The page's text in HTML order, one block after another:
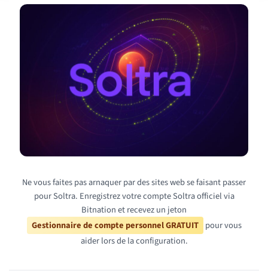
Ne vous faites pas arnaquer par des sites web se faisant passer
pour Soltra. Enregistrez votre compte Soltra officiel via
Bitnation et recevez un jeton
Gestionnaire de compte personnel GRATUIT pour vous
aider lors de la configuration.